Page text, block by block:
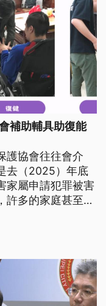
補助輔具助復能
護協會往往會介
去（2025）年底
家屬申請犯罪被害
許多的家庭甚至求
輔具，以及各項的